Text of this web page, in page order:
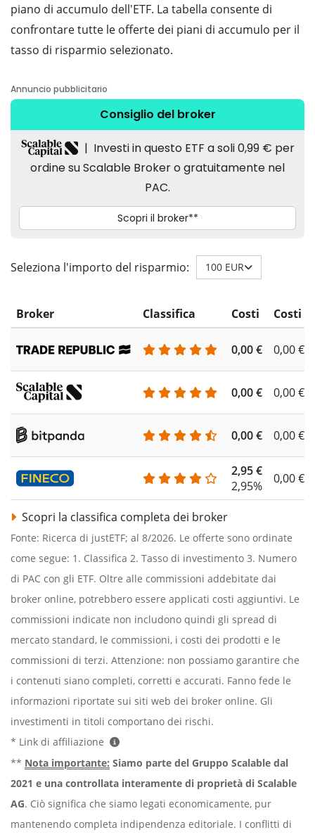
piano di accumulo dell'ETF. La tabella consente di
confrontare tutte le offerte dei piani di accumulo per il
tasso di risparmio selezionato.
Seleziona l'importo del risparmio: 100 EUR
Broker Classifica Costi Costi
0,00 € 0,00 €
0,00 € 0,00 €
0,00 € 0,00 €
2,95 €
2,95%
0,00 €
Scopri la classifica completa dei broker
Fonte: Ricerca di justETF; al 8/2026. Le offerte sono ordinate
come segue: 1. Classifica 2. Tasso di investimento 3. Numero
di PAC con gli ETF. Oltre alle commissioni addebitate dai
broker online, potrebbero essere applicati costi aggiuntivi. Le
commissioni indicate non includono quindi gli spread di
mercato standard, le commissioni, i costi dei prodotti e le
commissioni di terzi. Attenzione: non possiamo garantire che
i contenuti siano completi, corretti e accurati. Fanno fede le
informazioni riportate sui siti web dei broker online. Gli
investimenti in titoli comportano dei rischi.
* Link di affiliazione
** Nota importante: Siamo parte del Gruppo Scalable dal
2021 e una controllata interamente di proprietà di Scalable
AG. Ciò significa che siamo legati economicamente, pur
mantenendo completa indipendenza editoriale. I conflitti di